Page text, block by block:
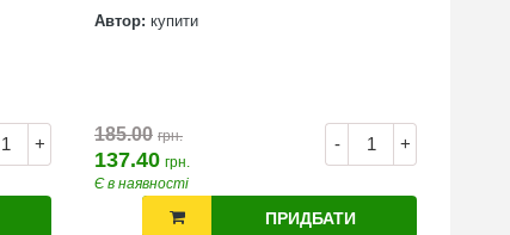
+
Автор: купити
- +
185.00 грн.
137.40 грн.
Є в наявності
ПРИДБАТИ